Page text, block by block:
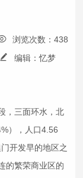
浏览次数：438
编辑：忆梦
，三面环水，北
），人口4.56
开发早的地区之
的繁荣商业区的